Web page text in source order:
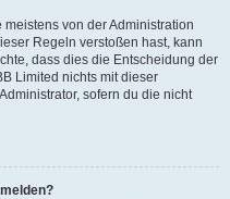
von der Administration
Regeln verstoßen hast, kann
dass dies die Entscheidung der
Limited nichts mit dieser
sofern du die nicht